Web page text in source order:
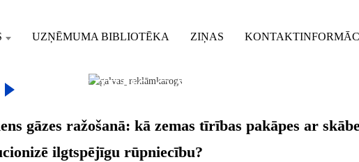
UZŅĒMUMA BIBLIOTĒKA ZIŅAS
IZRĀVIENS GĀZES
BAGĀTINĀTS ASU
RŪPNIECĪBU?
gāzes ražošanā: kā zemas tīrības pakāpes ar
ilgtspējīgu rūpniecību?